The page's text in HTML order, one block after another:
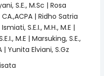
S.E., M.Sc | Rosa
| Ridho Satria
S.E.I., M.H., M.E |
M.E | Marsuking, S.E.,
| Yunita Elviani, S.Gz